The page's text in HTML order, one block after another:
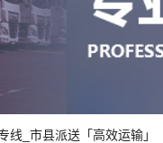
线_市县派送「高效运输」